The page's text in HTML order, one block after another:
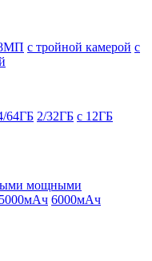
с тройной камерой с
64ГБ 2/32ГБ с 12ГБ
мощными
5000мАч 6000мАч